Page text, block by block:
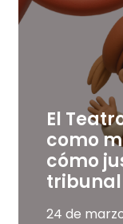
El
como
cómo
tribunal
24 de